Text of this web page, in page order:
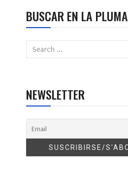
BUSCAR EN LA PLUMA
NEWSLETTER